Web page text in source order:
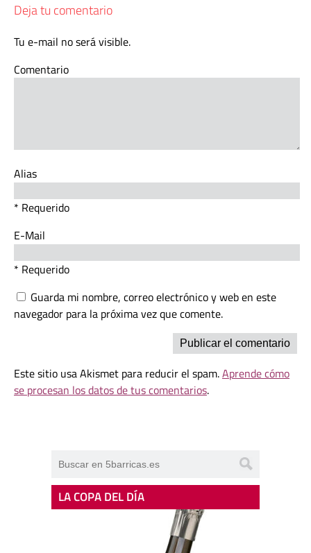
Deja tu comentario
Tu e-mail no será visible.
Comentario
Alias
* Requerido
E-Mail
* Requerido
Guarda mi nombre, correo electrónico y web en este
navegador para la próxima vez que comente.
Este sitio usa Akismet para reducir el spam.Aprende cómo
se procesan los datos de tus comentarios.
LA COPA DEL DÍA